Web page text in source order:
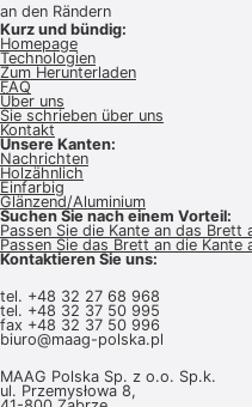
an den Rändern
Kurz und bündig:
Homepage
Technologien
Zum Herunterladen
FAQ
Über uns
Sie schrieben über uns
Kontakt
Unsere Kanten:
Nachrichten
Holzähnlich
Einfarbig
Glänzend/Aluminium
Suchen Sie nach einem Vorteil:
Passen Sie die Kante an das Brett
Passen Sie das Brett an die Kante
Kontaktieren Sie uns:
tel. +48 32 27 68 968
tel. +48 32 37 50 995
fax +48 32 37 50 996
biuro@maag-polska.pl
MAAG Polska Sp. z o.o. Sp.k.
ul. Przemysłowa 8,